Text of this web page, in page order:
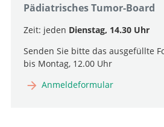
Pädiatrisches Tumor-Board
Zeit: jeden Dienstag, 14.30 Uhr
Senden Sie bitte das ausgefüllte
bis Montag, 12.00 Uhr
Anmeldeformular